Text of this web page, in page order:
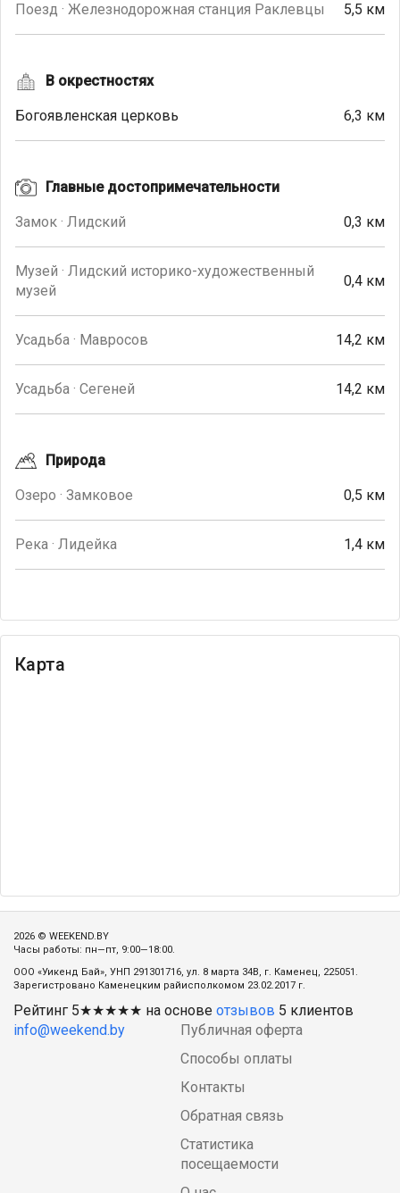
Поезд · Железнодорожная станция Раклевцы 5,5 км
В окрестностях
Богоявленская церковь 6,3 км
Главные достопримечательности
Замок · Лидский 0,3 км
Музей · Лидский историко-художественный
музей
0,4 км
Усадьба · Мавросов 14,2 км
Усадьба · Сегеней 14,2 км
Природа
Озеро · Замковое 0,5 км
Река · Лидейка 1,4 км
Карта
2026 © WEEKEND.BY
Часы работы: пн—пт, 9:00—18:00.
ООО «Уикенд Бай», УНП 291301716, ул. 8 марта 34В, г. Каменец, 225051.
Зарегистровано Каменецким райисполкомом 23.02.2017 г.
Рейтинг 5★★★★★ на основе отзывов 5 клиентов
info@weekend.by
Публичная оферта
Способы оплаты
Контакты
Обратная связь
Статистика
посещаемости